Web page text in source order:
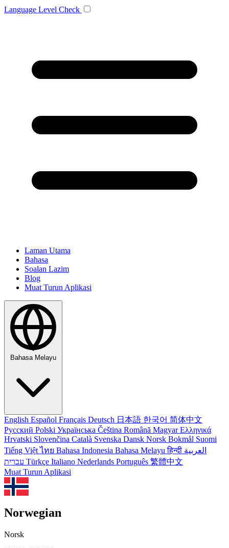
Language Level Check
Laman Utama
Bahasa
Soalan Lazim
Blog
Muat Turun Aplikasi
Bahasa Melayu
English Español Français Deutsch 日本語 한국어 简体中文
Русский Polski Українська Čeština Română MagyarΕλληνικά
Hrvatski Slovenčina Català Svenska Dansk Norsk Bokmål Suomi
Tiếng Việtไทย Bahasa Indonesia Bahasa Melayuहिन्दी العربية
Türkçe Italiano Nederlands Português 繁體中文
Muat Turun Aplikasi
Norwegian
Norsk